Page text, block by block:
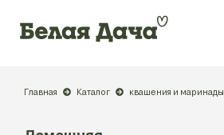
Главная Каталог квашения и маринады